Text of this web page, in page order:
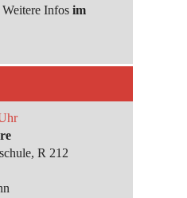
Weitere Infos im
R 212